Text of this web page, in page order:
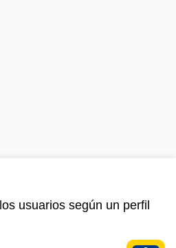
usuarios según un perfil